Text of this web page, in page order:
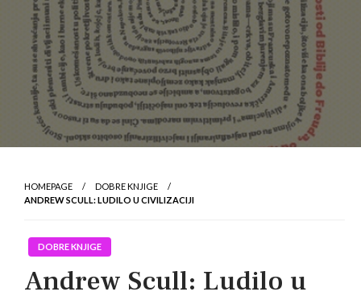
HOMEPAGE
DOBRE KNJIGE
ANDREW SCULL: LUDILO U CIVILIZACIJI
DOBRE KNJIGE
Andrew Scull: Ludilo u